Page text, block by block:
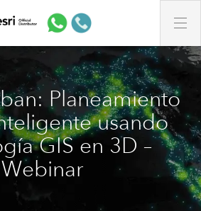
Planeamiento
usando
GIS en 3D –
Webinar